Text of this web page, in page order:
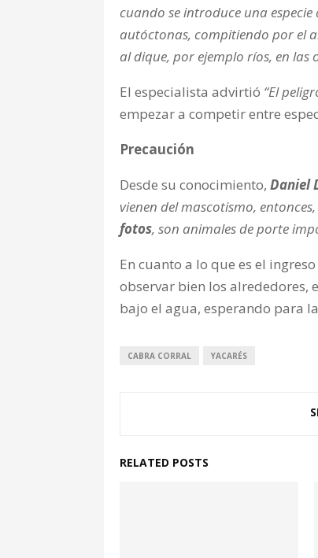
cuando se introduce una
autóctonas, compitiendo por el
al dique, por ejemplo ríos, en
El especialista advirtió “El
empezar a competir entre
Precaución
Desde su conocimiento, Daniel
vienen del mascotismo, entonces,
fotos, son animales de porte
En cuanto a lo que es el
observar bien los alrededores,
bajo el agua, esperando para
CABRA CORRAL YACARÉS
RELATED POSTS